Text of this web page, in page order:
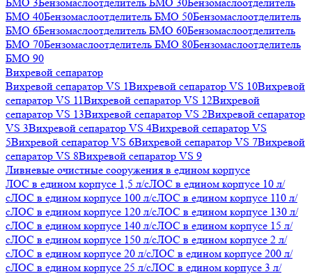
БМО 40Бензомаслоотделитель БМО 50Бензомаслоотделитель
БМО 6Бензомаслоотделитель БМО 60Бензомаслоотделитель
БМО 70Бензомаслоотделитель БМО 80Бензомаслоотделитель
БМО 90
Вихревой сепаратор
Вихревой сепаратор VS 1Вихревой сепаратор VS 10Вихревой
сепаратор VS 11Вихревой сепаратор VS 12Вихревой
сепаратор VS 13Вихревой сепаратор VS 2Вихревой сепаратор
VS 3Вихревой сепаратор VS 4Вихревой сепаратор VS
5Вихревой сепаратор VS 6Вихревой сепаратор VS 7Вихревой
сепаратор VS 8Вихревой сепаратор VS 9
Ливневые очистные сооружения в едином корпусе
ЛОС в едином корпусе 1,5 л/сЛОС в едином корпусе 10 л/
сЛОС в едином корпусе 100 л/сЛОС в едином корпусе 110 л/
сЛОС в едином корпусе 120 л/сЛОС в едином корпусе 130 л/
сЛОС в едином корпусе 140 л/сЛОС в едином корпусе 15 л/
сЛОС в едином корпусе 150 л/сЛОС в едином корпусе 2 л/
сЛОС в едином корпусе 20 л/сЛОС в едином корпусе 200 л/
сЛОС в едином корпусе 25 л/сЛОС в едином корпусе 3 л/